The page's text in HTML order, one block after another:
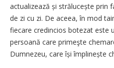
actualizează și strălucește prin
de zi cu zi. De aceea, în mod
fiecare credincios botezat este
persoană care primeşte
Dumnezeu, care își împlinește